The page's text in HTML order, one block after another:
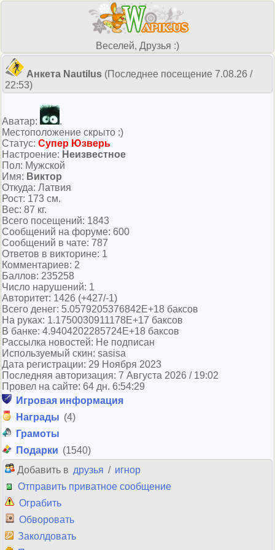
Веселей, Друзья :)
Анкета Nautilus (Последнее посещение 7.08.26 /
22:53)
Аватар:
.
Местоположение скрыто :)
Cтатус: Супер Юзверь
Настроение: Неизвестное
Пол: Мужской
Имя: Виктор
Откуда: Латвия
Рост: 173 см.
Вес: 87 кг.
Всего посeщений: 1843
Сообщений на форуме: 600
Сообщений в чате: 787
Ответов в викторине: 1
Комментариев: 2
Баллов: 235258
Число нарушений: 1
Авторитет: 1426 (+427/-1)
Всего денег: 5.0579205376842E+18 баксов
На руках: 1.1750030911178E+17 баксов
В банке: 4.9404202285724E+18 баксов
Рассылка новостей: Не подписан
Используемый скин: sasisa
Дата регистрации: 29 Ноября 2023
Последняя авторизация: 7 Августа 2026 / 19:02
Провел на сайте: 64 дн. 6:54:29
Игровая информация
Награды (4)
Грамоты
Подарки (1540)
Добавить в друзья / игнор
Отправить приватное сообщение
Ограбить
Обворовать
Заколдовать